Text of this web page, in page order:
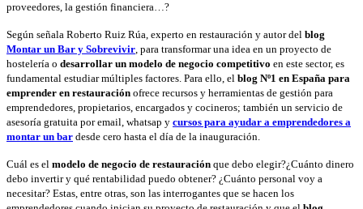
proveedores, la gestión financiera…?
Según señala Roberto Ruiz Rúa, experto en restauración y autor del blog
Montar un Bar y Sobrevivir, para transformar una idea en un proyecto de
hostelería o desarrollar un modelo de negocio competitivo en este sector, es
fundamental estudiar múltiples factores. Para ello, el blog Nº1 en España para
emprender en restauración ofrece recursos y herramientas de gestión para
emprendedores, propietarios, encargados y cocineros; también un servicio de
asesoría gratuita por email, whatsap y cursos para ayudar a emprendedores a
montar un bar desde cero hasta el día de la inauguración.
Cuál es el modelo de negocio de restauración que debo elegir?¿Cuánto dinero
debo invertir y qué rentabilidad puedo obtener? ¿Cuánto personal voy a
necesitar? Estas, entre otras, son las interrogantes que se hacen los